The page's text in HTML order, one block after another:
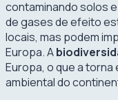
contaminando solos
de gases de efeito
locais, mas podem
Europa. A
Europa, o que a
ambiental do